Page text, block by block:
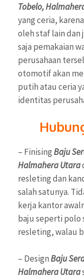
Tobelo,
yang ceria,
oleh staf lain dan
saja pemakaian
perusahaan
otomotif akan
putih atau ceria
identitas
– FinisingBaju
Halmahera Utara
resleting dan
salah satunya.
kerja kantor
baju seperti polo
resleting, walau
– DesignBaju
Halmahera Utara